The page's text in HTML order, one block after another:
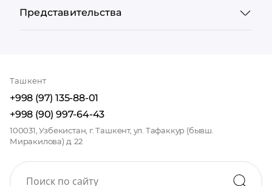
Представительства
Ташкент
+998 (97) 135-88-01
+998 (90) 997-64-43
100031, Узбекистан, г. Ташкент, ул. Тафаккур (бывш.
Миракилова) д. 22